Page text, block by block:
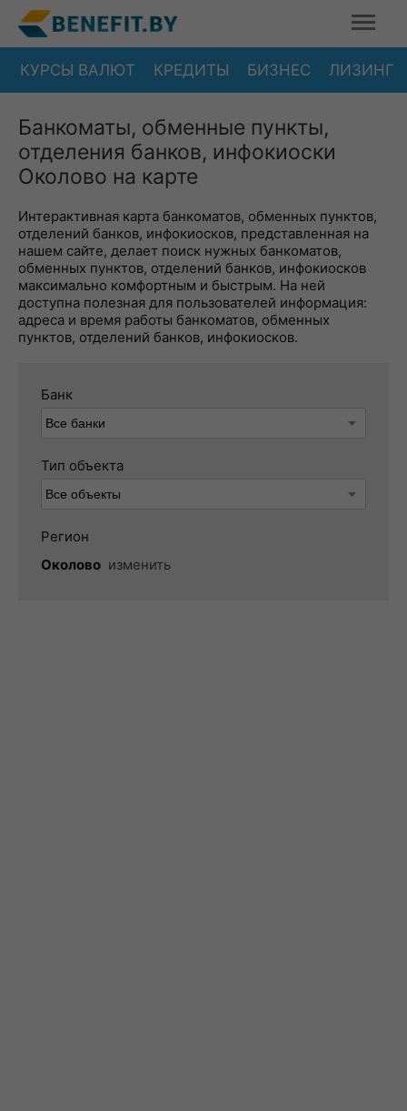
КУРСЫ ВАЛЮТ КРЕДИТЫ БИЗНЕС ЛИЗИНГ
Банкоматы, обменные пункты,
отделения банков, инфокиоски
Околово на карте
Интерактивная карта банкоматов, обменных пунктов,
отделений банков, инфокиосков, представленная на
нашем сайте, делает поиск нужных банкоматов,
обменных пунктов, отделений банков, инфокиосков
максимально комфортным и быстрым. На ней
доступна полезная для пользователей информация:
адреса и время работы банкоматов, обменных
пунктов, отделений банков, инфокиосков.
Банк
Тип объекта
Регион
Околово изменить